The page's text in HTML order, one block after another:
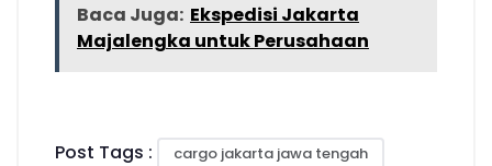
Baca Juga: Ekspedisi Jakarta
Majalengka untuk Perusahaan
Post Tags : cargo jakarta jawa tengah